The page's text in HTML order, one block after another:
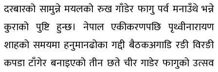
दरबारको सामुन्ने मयलको रुख गाँडेर फागु पर्व मनाउँथे भन्ने
कुराको पुष्टि हुन्छ। नेपाल एकीकरणपछि पृथ्वीनारायण
शाहको समयमा हनुमानढोका गद्दी बैठकअगाडि रङी विरङी
कपडा टाँगेर बनाइएको तीन छते चीर गाडेर फागुको उत्सव